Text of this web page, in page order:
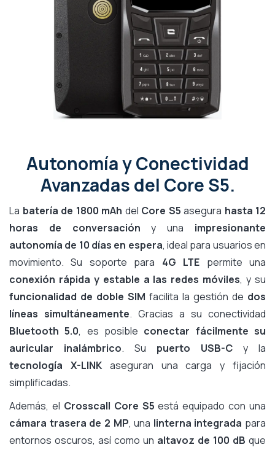
Autonomía y Conectividad
Avanzadas del Core S5.
La batería de 1800 mAh del Core S5 asegura hasta 12
horas de conversación y una impresionante
autonomía de 10 días en espera, ideal para usuarios en
movimiento. Su soporte para 4G LTE permite una
conexión rápida y estable a las redes móviles, y su
funcionalidad de doble SIM facilita la gestión de dos
líneas simultáneamente. Gracias a su conectividad
Bluetooth 5.0, es posible conectar fácilmente su
auricular inalámbrico. Su puerto USB-C y la
tecnología X-LINKaseguran una carga y fijación
simplificadas.
Además, el Crosscall Core S5 está equipado con una
cámara trasera de 2 MP, una linterna integrada para
entornos oscuros, así como un altavoz de 100 dB que